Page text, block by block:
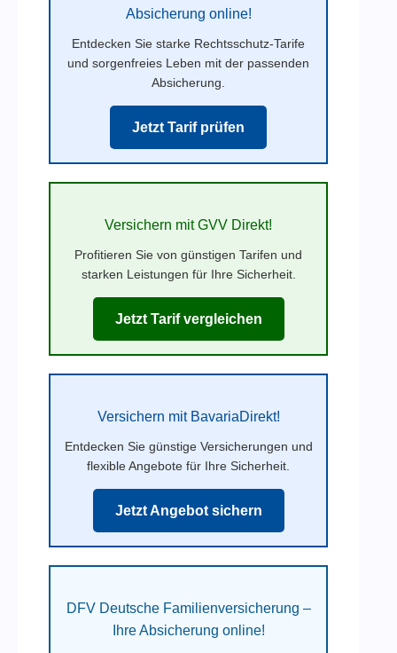
Absicherung online!
Entdecken Sie starke Rechtsschutz-Tarife
und sorgenfreies Leben mit der passenden
Absicherung.
Jetzt Tarif prüfen
Versichern mit GVV Direkt!
Profitieren Sie von günstigen Tarifen und
starken Leistungen für Ihre Sicherheit.
Jetzt Tarif vergleichen
Versichern mit BavariaDirekt!
Entdecken Sie günstige Versicherungen und
flexible Angebote für Ihre Sicherheit.
Jetzt Angebot sichern
DFV Deutsche Familienversicherung –
Ihre Absicherung online!